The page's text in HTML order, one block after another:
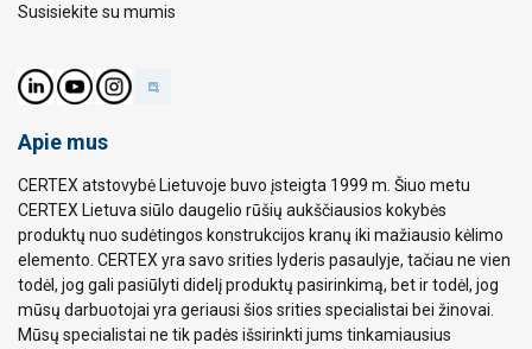
Susisiekite su mumis
Apie mus
CERTEX atstovybė Lietuvoje buvo įsteigta 1999 m. Šiuo metu
CERTEX Lietuva siūlo daugelio rūšių aukščiausios kokybės
produktų nuo sudėtingos konstrukcijos kranų iki mažiausio kėlimo
elemento. CERTEX yra savo srities lyderis pasaulyje, tačiau ne vien
todėl, jog gali pasiūlyti didelį produktų pasirinkimą, bet ir todėl, jog
mūsų darbuotojai yra geriausi šios srities specialistai bei žinovai.
Mūsų specialistai ne tik padės išsirinkti jums tinkamiausius